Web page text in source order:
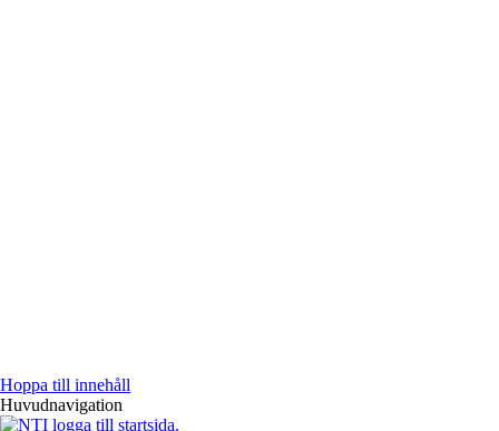
Hoppa till innehåll
Huvudnavigation